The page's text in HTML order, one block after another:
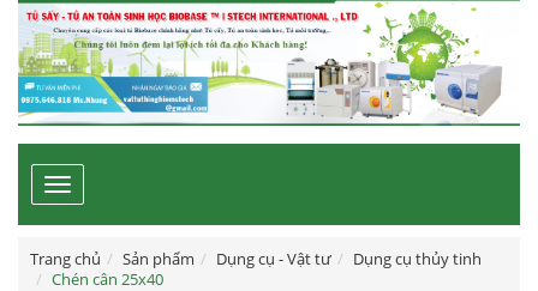
Toggle
navigation
Trang chủ Sản phẩm Dụng cụ - Vật tư
Dụng cụ thủy tinh
Chén cân 25x40